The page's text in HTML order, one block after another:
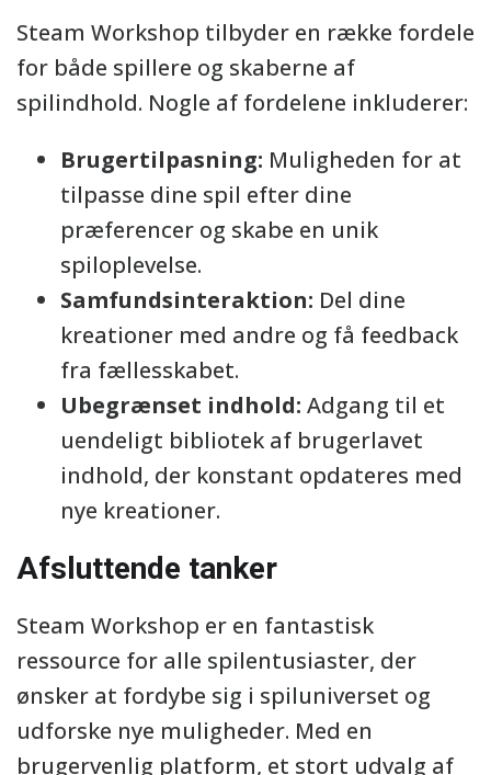
Steam Workshop tilbyder en række fordele
for både spillere og skaberne af
spilindhold. Nogle af fordelene inkluderer:
Brugertilpasning: Muligheden for at
tilpasse dine spil efter dine
præferencer og skabe en unik
spiloplevelse.
Samfundsinteraktion: Del dine
kreationer med andre og få feedback
fra fællesskabet.
Ubegrænset indhold: Adgang til et
uendeligt bibliotek af brugerlavet
indhold, der konstant opdateres med
nye kreationer.
Afsluttende tanker
Steam Workshop er en fantastisk
ressource for alle spilentusiaster, der
ønsker at fordybe sig i spiluniverset og
udforske nye muligheder. Med en
brugervenlig platform, et stort udvalg af